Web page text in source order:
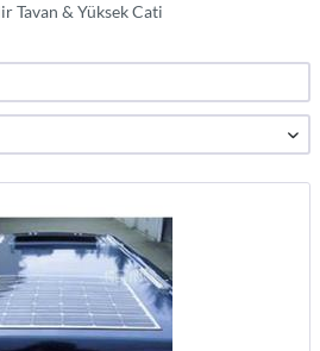
Tavan & Yüksek Cati